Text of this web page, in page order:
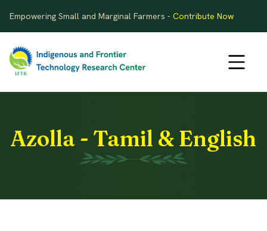
Empowering Small and Marginal Farmers - Contribute Now
Azolla - Tamil & English